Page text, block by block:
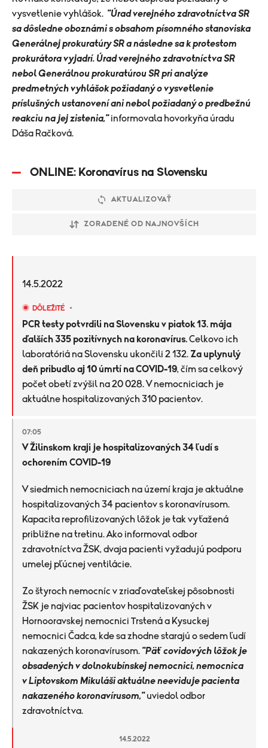
vysvetlenie vyhlášok. "Úrad verejného zdravotníctva SR
sa dôsledne oboznámi s obsahom písomného stanoviska
Generálnej prokuratúry SR a následne sa k protestom
prokurátora vyjadrí. Úrad verejného zdravotníctva SR
nebol Generálnou prokuratúrou SR pri analýze
predmetných vyhlášok požiadaný o vysvetlenie
príslušných ustanovení ani nebol požiadaný o predbežnú
reakciu na jej zistenia,"informovala hovorkyňa úradu
Dáša Račková.
ONLINE: Koronavírus na Slovensku
AKTUALIZOVAŤ
ZORADENÉ OD NAJNOVŠÍCH
14.5.2022
DÔLEŽITÉ
PCR testy potvrdili na Slovensku v piatok 13. mája
ďalších 335 pozitívnych na koronavírus.Celkovo ich
laboratóriá na Slovensku ukončili 2 132. Za uplynulý
deň pribudlo aj 10 úmrtí na COVID-19, čím sa celkový
počet obetí zvýšil na 20 028. V nemocniciach je
aktuálne hospitalizovaných 310 pacientov.
07:05
V Žilinskom kraji je hospitalizovaných 34 ľudí s
ochorením COVID-19
V siedmich nemocniciach na území kraja je aktuálne
hospitalizovaných 34 pacientov s koronavírusom.
Kapacita reprofilizovaných lôžok je tak vyťažená
približne na tretinu. Ako informoval odbor
zdravotníctva ŽSK, dvaja pacienti vyžadujú podporu
umelej pľúcnej ventilácie.
Zo štyroch nemocníc v zriaďovateľskej pôsobnosti
ŽSK je najviac pacientov hospitalizovaných v
Hornooravskej nemocnici Trstená a Kysuckej
nemocnici Čadca, kde sa zhodne starajú o sedem ľudí
nakazených koronavírusom. "Päť covidových lôžok je
obsadených v dolnokubínskej nemocnici, nemocnica
v Liptovskom Mikuláši aktuálne neeviduje pacienta
nakazeného koronavírusom," uviedol odbor
zdravotníctva.
14.5.2022